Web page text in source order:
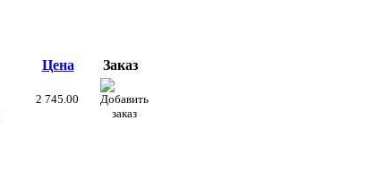
Цена
Заказ
2 745.00